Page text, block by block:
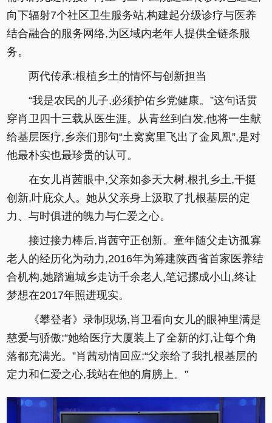
向下辐射7个社区卫生服务站,构建起分级诊疗与医养
结合融合的服务网络,为区域内老年人提供全链条服
务。
两代传承:根植乡土的情怀与创新担当
“我是农民的儿子,必须护佑乡党健康。”这句话贯
穿肖卫四十三载从医生涯。从青丝到白发,他将一生献
给基层医疗,乡亲们那句“土窝窝里飞出了金凤凰”,是对
他最朴实也最珍贵的认可。
在女儿肖茜眼中,父亲如参天大树,根扎乡土,干挺
创新,叶庇众人。她从父亲身上汲取了扎根基层的定
力、与时俱进的魄力与仁爱之心。
接过接力棒后,肖茜守正创新。童年随父走访孤寡
老人的经历化为动力,2016年为筹建陕西省首家医养结
合机构,她踏遍城乡走访千余老人,笔记摞成小山,终让
梦想在2017年照进现实。
《攀登者》录制现场,肖卫看向女儿的眼神里满是
慈爱与骄傲:“她给医疗大厦装上了全新的灯,让每个角
落都充满光。”肖茜动情回应:“父亲给了我扎根基层的
定力和仁爱之心,我站在他的肩膀上。”